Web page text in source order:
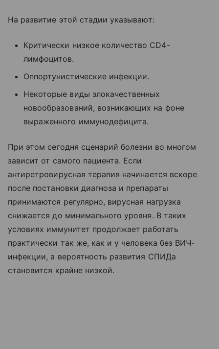
На развитие этой стадии указывают:
Критически низкое количество CD4-
лимфоцитов.
Оппортунистические инфекции.
Некоторые виды злокачественных
новообразований, возникающих на фоне
выраженного иммунодефицита.
При этом сегодня сценарий болезни во многом
зависит от самого пациента. Если
антиретровирусная терапия начинается вскоре
после постановки диагноза и препараты
принимаются регулярно, вирусная нагрузка
снижается до минимального уровня. В таких
условиях иммунитет продолжает работать
практически так же, как и у человека без ВИЧ-
инфекции, а вероятность развития СПИДа
становится крайне низкой.